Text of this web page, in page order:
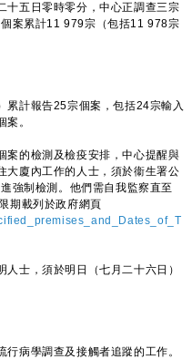
五日零時零分，中心正調查三宗
案累計11 979宗（包括11 978宗
計報告25宗個案，包括24宗輸入
。
的檢測及檢疫安排，中心提醒與
大廈內工作的人士，須於衞生署公
強制檢測。他們需自我監察直至
期載列於政府網頁
士，須於明日（七月二十六日）
病學調查及接觸者追蹤的工作。